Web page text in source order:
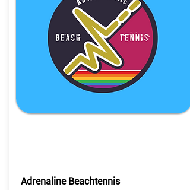
Adrenaline Beachtennis